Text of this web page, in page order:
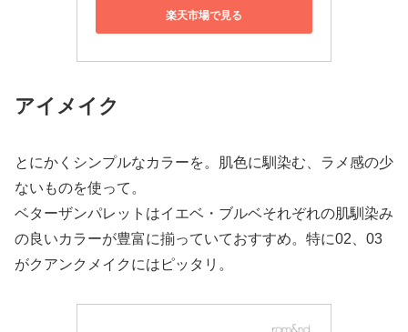
楽天市場で見る
アイメイク
とにかくシンプルなカラーを。肌色に馴染む、ラメ感の少
ないものを使って。
ベターザンパレットはイエベ・ブルベそれぞれの肌馴染み
の良いカラーが豊富に揃っていておすすめ。特に02、03
がクアンクメイクにはピッタリ。